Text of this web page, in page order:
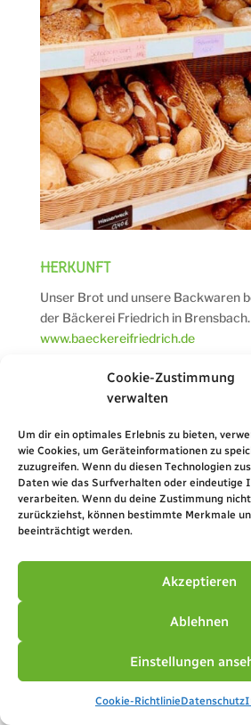
Cookie-Zustimmung
verwalten
Um dir ein optimales Erlebnis zu bieten,
wie Cookies, um Geräteinformationen zu
zuzugreifen. Wenn du diesen Technologien
Daten wie das Surfverhalten oder eindeutige
verarbeiten. Wenn du deine Zustimmung
zurückziehst, können bestimmte Merkmale
beeinträchtigt werden.
Akzeptieren
Ablehnen
Einstellungen
Cookie-RichtlinieDatenschutz
HERKUNFT
Unser Brot und unsere Backwaren
der Bäckerei Friedrich in Brensbach.
www.baeckereifriedrich.de
Wasserbrötchen, mehreren
verschiedenen Kaffeestückchen.
Je nach Saison auch Kreppel,
Osterbrot. Zum Wochenende haben
Auswahl an wechselnden Kuchen je
Backwaren selbst an. Dieses liefert
Schuchmannsmühle in Groß-